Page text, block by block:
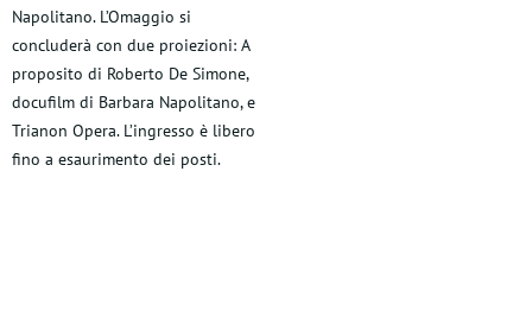
Napolitano. L’Omaggio si
concluderà con due proiezioni: A
proposito di Roberto De Simone,
docufilm di Barbara Napolitano, e
Trianon Opera. L’ingresso è libero
fino a esaurimento dei posti.